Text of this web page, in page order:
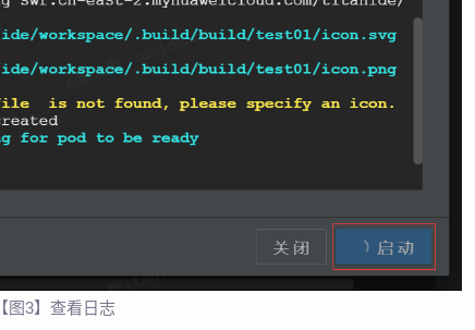
【图3】查看日志